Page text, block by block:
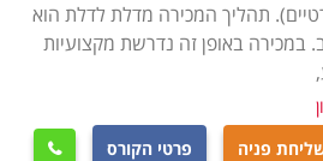
תהליך המכירה מדלת לדלת הוא
במכירה באופן זה נדרשת מקצועיות
פניה פרטי הקורס 